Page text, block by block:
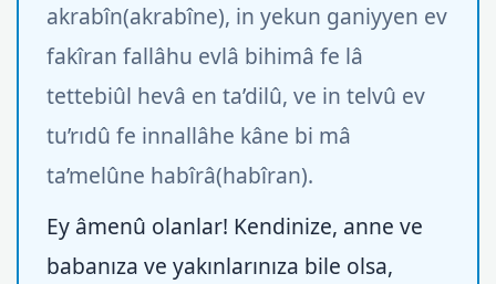
akrabîn(akrabîne), in yekun ganiyyen ev
fakîran fallâhu evlâ bihimâ fe lâ
tettebiûl hevâ en ta’dilû, ve in telvû ev
tu’rıdû fe innallâhe kâne bi mâ
ta’melûne habîrâ(habîran).
Ey âmenû olanlar! Kendinize, anne ve
babanıza ve yakınlarınıza bile olsa,